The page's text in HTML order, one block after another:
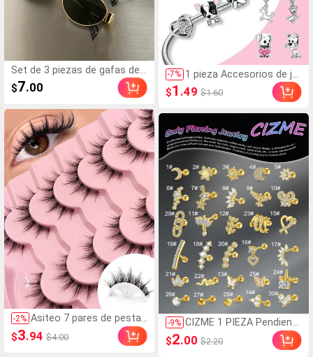
Set de 3 piezas de gafas de
moda de verano, gafas decor
ativas con montura de metal
ex para fotografía callejera y
uso diario, estética Y2K
$7.00
-2% Asiteo 7 pares de pestañ
as postizas reutilizables
de aspecto natural, espo
$3.94 $4.00
-7% 1 pieza Accesorios de jo
yería serie Mascotas, cu
entas con forma de cora
uesos de perro, accesori
os de joyería de aleación
plateada de moda para D
IY, accesorios de joyería
semiterminada para el Dí
a de San Valentín
$1 .49 $1.60
-9% CIZME 1 PIEZA Pendiente
de cartílago de 16 g Pend
iente de tragus Pendient
$2.00 $2.20